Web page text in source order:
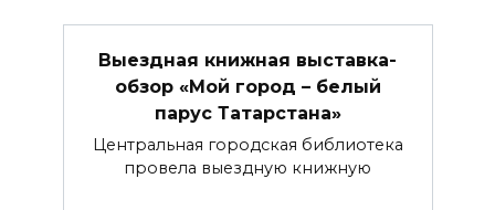
Выездная книжная выставка-
обзор «Мой город – белый
парус Татарстана»
Центральная городская библиотека
провела выездную книжную